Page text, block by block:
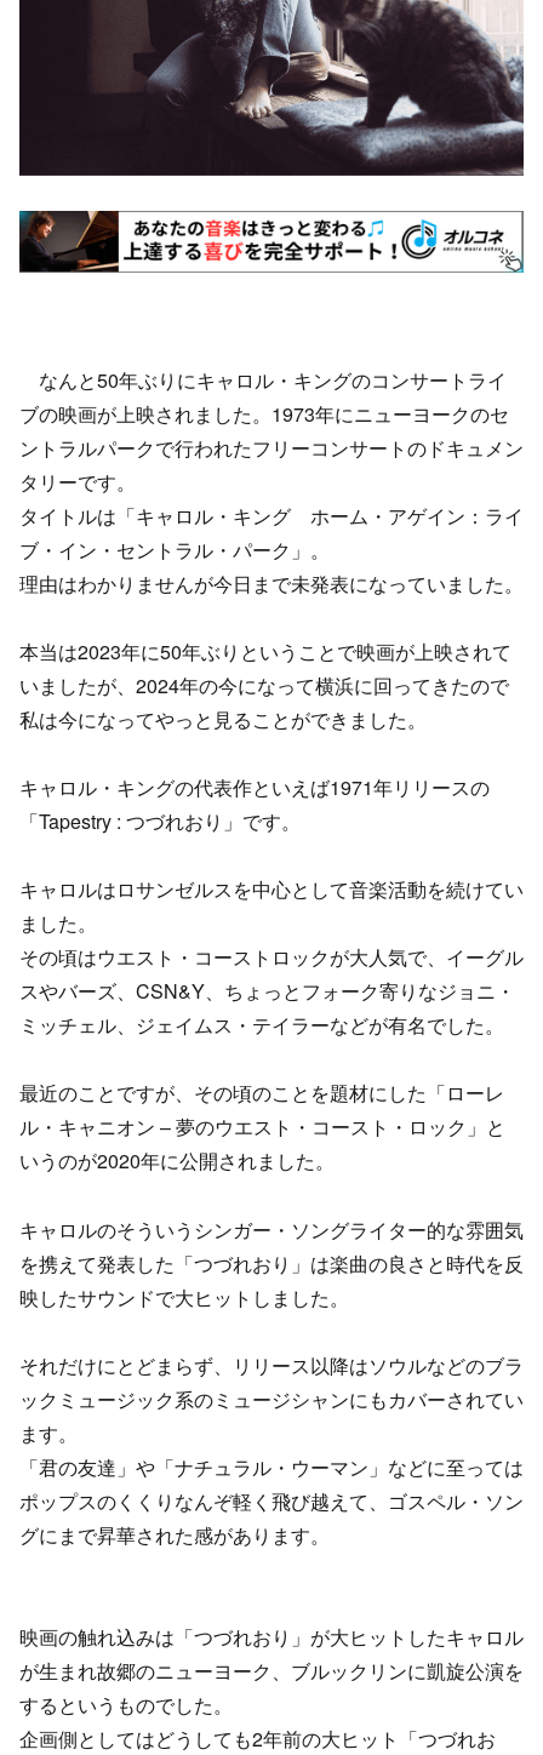
なんと50年ぶりにキャロル・キングのコンサートライ
ブの映画が上映されました。1973年にニューヨークのセ
ントラルパークで行われたフリーコンサートのドキュメン
タリーです。
タイトルは「キャロル・キング ホーム・アゲイン：ライ
ブ・イン・セントラル・パーク」。
理由はわかりませんが今日まで未発表になっていました。
本当は2023年に50年ぶりということで映画が上映されて
いましたが、2024年の今になって横浜に回ってきたので
私は今になってやっと見ることができました。
キャロル・キングの代表作といえば1971年リリースの
「Tapestry : つづれおり」です。
キャロルはロサンゼルスを中心として音楽活動を続けてい
ました。
その頃はウエスト・コーストロックが大人気で、イーグル
スやバーズ、CSN&Y、ちょっとフォーク寄りなジョニ・
ミッチェル、ジェイムス・テイラーなどが有名でした。
最近のことですが、その頃のことを題材にした「ローレ
ル・キャニオン – 夢のウエスト・コースト・ロック」と
いうのが2020年に公開されました。
キャロルのそういうシンガー・ソングライター的な雰囲気
を携えて発表した「つづれおり」は楽曲の良さと時代を反
映したサウンドで大ヒットしました。
それだけにとどまらず、リリース以降はソウルなどのブラ
ックミュージック系のミュージシャンにもカバーされてい
ます。
「君の友達」や「ナチュラル・ウーマン」などに至っては
ポップスのくくりなんぞ軽く飛び越えて、ゴスペル・ソン
グにまで昇華された感があります。
映画の触れ込みは「つづれおり」が大ヒットしたキャロル
が生まれ故郷のニューヨーク、ブルックリンに凱旋公演を
するというものでした。
企画側としてはどうしても2年前の大ヒット「つづれお